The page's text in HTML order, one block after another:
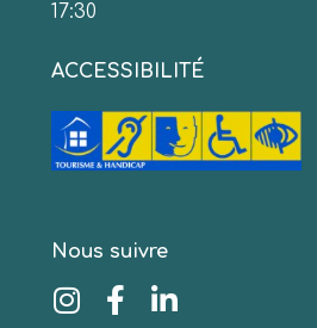
17:30
ACCESSIBILITÉ
Nous suivre